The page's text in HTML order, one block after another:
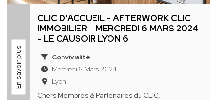
En savoir plus
CLIC D'ACCUEIL - AFTERWORK CLIC
IMMOBILIER - MERCREDI 6 MARS 2024
- LE CAUSOIR LYON 6
Convivialité
Mercredi 6 Mars 2024
Lyon
Chers Membres & Partenaires du CLIC,